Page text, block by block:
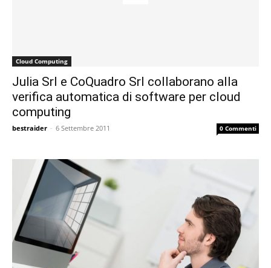
Cloud Computing
Julia Srl e CoQuadro Srl collaborano alla
verifica automatica di software per cloud
computing
bestraider - 6 Settembre 2011 0 Commenti